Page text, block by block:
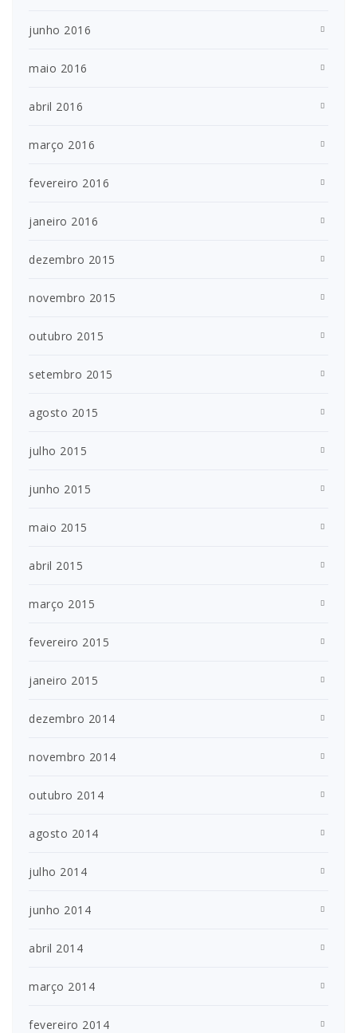
junho 2016
maio 2016
abril 2016
março 2016
fevereiro 2016
janeiro 2016
dezembro 2015
novembro 2015
outubro 2015
setembro 2015
agosto 2015
julho 2015
junho 2015
maio 2015
abril 2015
março 2015
fevereiro 2015
janeiro 2015
dezembro 2014
novembro 2014
outubro 2014
agosto 2014
julho 2014
junho 2014
abril 2014
março 2014
fevereiro 2014